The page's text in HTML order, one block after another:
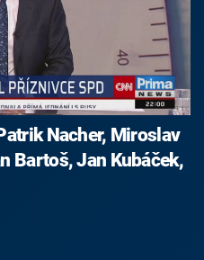
Nacher, Miroslav
Bartoš, Jan Kubáček,